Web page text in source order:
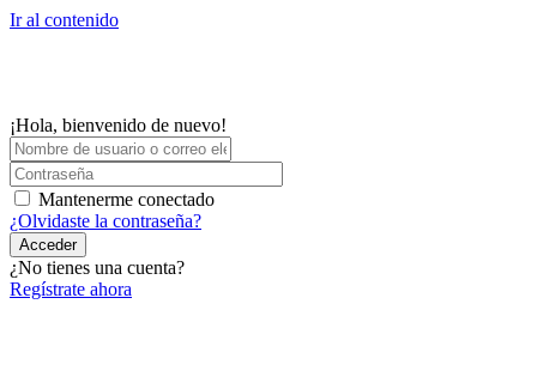
Ir al contenido
¡Hola, bienvenido de nuevo!
Mantenerme conectado
¿Olvidaste la contraseña?
Acceder
¿No tienes una cuenta?
Regístrate ahora